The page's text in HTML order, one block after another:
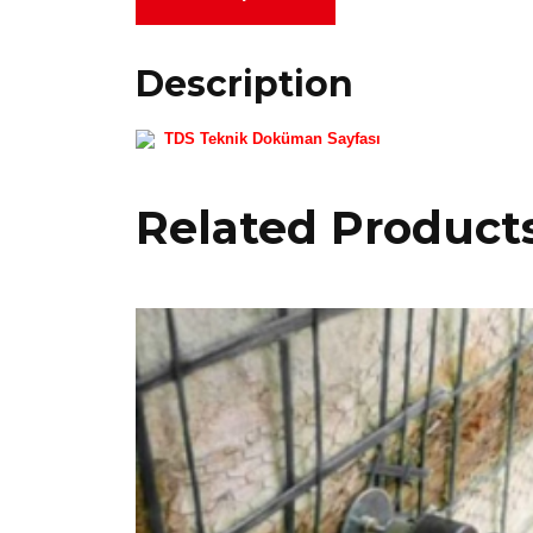
Description
TDS Teknik Doküman Sayfası
Related